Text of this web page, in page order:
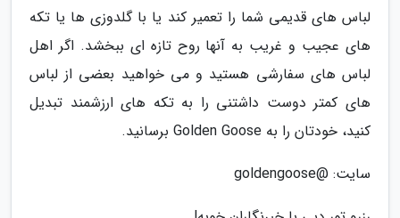
لباس های قدیمی شما را تعمیر کند یا با گلدوزی ها یا تکه
های عجیب و غریب به آنها روح تازه ای ببخشد. اگر اهل
لباس های سفارشی هستید و می خواهید بعضی از لباس
های کمتر دوست داشتنی را به تکه های ارزشمند تبدیل
کنید، خودتان را به Golden Goose برسانید.
سایت: @goldengoose